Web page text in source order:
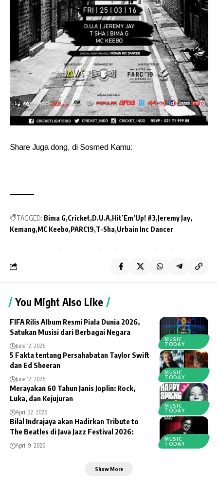
Share Juga dong, di Sosmed Kamu:
TAGGED: Bima G Cricket D.U.A Hit’Em’Up! #3 Jeremy Jay
Kemang MC Keebo PARC19 T-Sha Urbain Inc Dancer
You Might Also Like
MUSIC
TODAY
FIFA Rilis Album Resmi Piala Dunia 2026,
Satukan Musisi dari Berbagai Negara
June 12, 2026
MUSIC
TODAY
5 Fakta tentang Persahabatan Taylor Swift
dan Ed Sheeran
June 12, 2026
MUSIC
TODAY
Merayakan 60 Tahun Janis Joplin: Rock,
Luka, dan Kejujuran
April 22, 2026
MUSIC
TODAY
Bilal Indrajaya akan Hadirkan Tribute to
The Beatles di Java Jazz Festival 2026:
April 9, 2026
Show More